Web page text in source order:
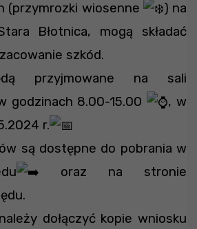
(przymrozki wiosenne
) na
Błotnica, mogą składać
szkód.
przyjmowane na sali
godzinach 8.00-15.00
, w
r.
są dostępne do pobrania w
oraz na stronie
dołączyć kopie wniosku